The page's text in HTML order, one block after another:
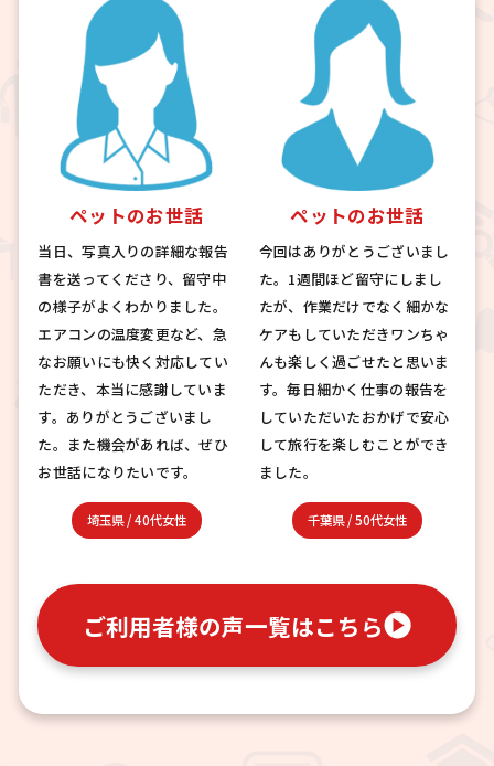
ペットのお世話
当日、写真入りの詳細な報告
書を送ってくださり、留守中
の様子がよくわかりました。
エアコンの温度変更など、急
なお願いにも快く対応してい
ただき、本当に感謝していま
す。ありがとうございまし
た。また機会があれば、ぜひ
お世話になりたいです。
埼玉県/40代女性
ペットのお世話
今回はありがとうございまし
た。1週間ほど留守にしまし
たが、作業だけでなく細かな
ケアもしていただきワンちゃ
んも楽しく過ごせたと思いま
す。毎日細かく仕事の報告を
していただいたおかげで安心
して旅行を楽しむことができ
ました。
千葉県/50代女性
ご利用者様の声一覧はこちら